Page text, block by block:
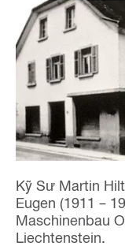
Kỹ Sư Martin
Eugen (1911 –
Maschinenbau
Liechtenstein.